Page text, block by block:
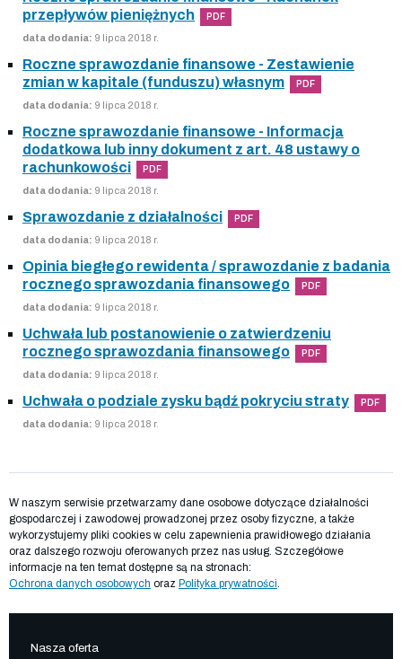
przepływów pieniężnych
PDF
data dodania: 9 lipca 2018 r.
Roczne sprawozdanie finansowe - Zestawienie
zmian w kapitale (funduszu) własnym
PDF
data dodania: 9 lipca 2018 r.
Roczne sprawozdanie finansowe - Informacja
dodatkowa lub inny dokument z art. 48 ustawy o
rachunkowości
PDF
data dodania: 9 lipca 2018 r.
Sprawozdanie z działalności PDF
data dodania: 9 lipca 2018 r.
Opinia biegłego rewidenta / sprawozdanie z badania
rocznego sprawozdania finansowego
PDF
data dodania: 9 lipca 2018 r.
Uchwała lub postanowienie o zatwierdzeniu
rocznego sprawozdania finansowego
PDF
data dodania: 9 lipca 2018 r.
Uchwała o podziale zysku bądź pokryciu straty PDF
data dodania: 9 lipca 2018 r.
W naszym serwisie przetwarzamy dane osobowe dotyczące działalności
gospodarczej i zawodowej prowadzonej przez osoby fizyczne, a także
wykorzystujemy pliki cookies w celu zapewnienia prawidłowego działania
oraz dalszego rozwoju oferowanych przez nas usług. Szczegółowe
informacje na ten temat dostępne są na stronach:
Ochrona danych osobowych oraz Polityka prywatności
Nasza oferta